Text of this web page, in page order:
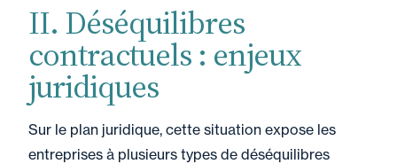
II. Déséquilibres
contractuels : enjeux
juridiques
Sur le plan juridique, cette situation expose les
entreprises à plusieurs types de déséquilibres